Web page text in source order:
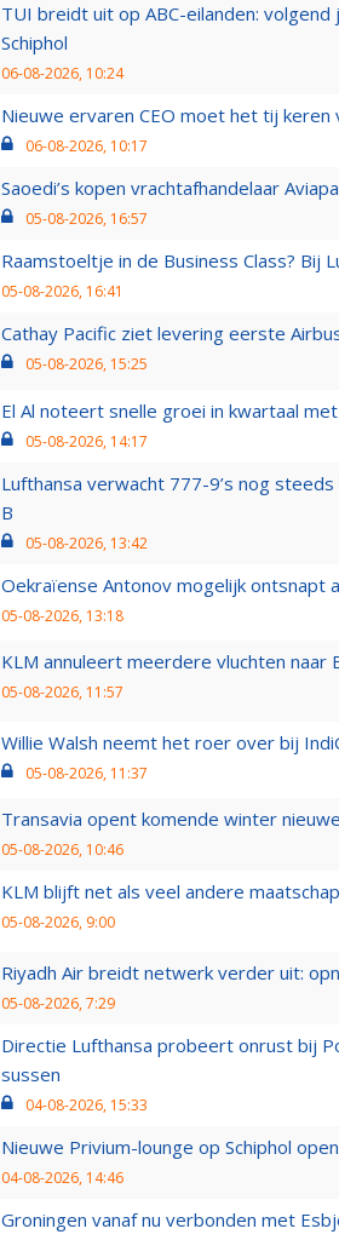
TUI breidt uit op ABC-eilanden:
Schiphol
06-08-2026, 10:24
Nieuwe ervaren CEO moet het tij keren
06-08-2026, 10:17
Saoedi’s kopen vrachtafhandelaar
05-08-2026, 16:57
Raamstoeltje in de Business Class? Bij
05-08-2026, 16:41
Cathay Pacific ziet levering eerste
05-08-2026, 15:25
El Al noteert snelle groei in kwartaal
05-08-2026, 14:17
Lufthansa verwacht 777-9’s nog
B
05-08-2026, 13:42
Oekraïense Antonov mogelijk ontsnapt
05-08-2026, 13:18
KLM annuleert meerdere vluchten naar
05-08-2026, 11:57
Willie Walsh neemt het roer over bij
05-08-2026, 11:37
Transavia opent komende winter
05-08-2026, 10:46
KLM blijft net als veel andere
05-08-2026, 9:00
Riyadh Air breidt netwerk verder uit:
05-08-2026, 7:29
Directie Lufthansa probeert onrust bij
sussen
04-08-2026, 15:33
Nieuwe Privium-lounge op Schiphol
04-08-2026, 14:46
Groningen vanaf nu verbonden met